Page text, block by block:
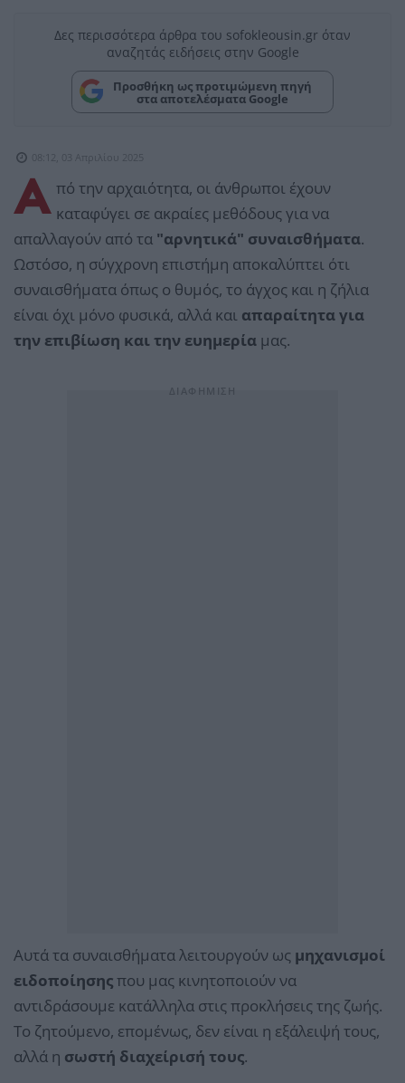
Δες περισσότερα άρθρα του sofokleousin.gr όταν
αναζητάς ειδήσεις στην Google
Προσθήκη ως προτιμώμενη πηγή
στα αποτελέσματα Google
08:12, 03 Απριλίου 2025
Α πό την αρχαιότητα, οι άνθρωποι έχουν
καταφύγει σε ακραίες μεθόδους για να
απαλλαγούν από τα "αρνητικά" συναισθήματα.
Ωστόσο, η σύγχρονη επιστήμη αποκαλύπτει ότι
συναισθήματα όπως ο θυμός, το άγχος και η ζήλια
είναι όχι μόνο φυσικά, αλλά και απαραίτητα για
την επιβίωση και την ευημερία μας.
Αυτά τα συναισθήματα λειτουργούν ως μηχανισμοί
ειδοποίησηςπου μας κινητοποιούν να
αντιδράσουμε κατάλληλα στις προκλήσεις της ζωής.
Το ζητούμενο, επομένως, δεν είναι η εξάλειψή τους,
αλλά η σωστή διαχείρισή τους.